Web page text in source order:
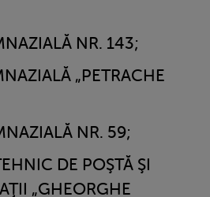
NR. 143;
„PETRACHE
NR. 59;
DE POŞTĂ ŞI
„GHEORGHE